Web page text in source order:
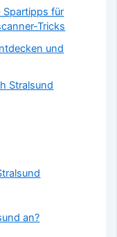
Spartipps für
Tricks
und
Stralsund
an?